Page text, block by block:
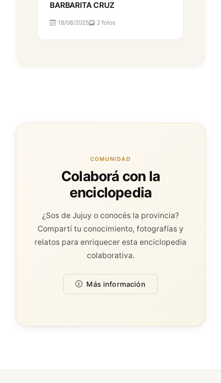
BARBARITA CRUZ
18/08/2025 2 fotos
COMUNIDAD
Colaborá con la
enciclopedia
¿Sos de Jujuy o conocés la provincia?
Compartí tu conocimiento, fotografías y
relatos para enriquecer esta enciclopedia
colaborativa.
Más información